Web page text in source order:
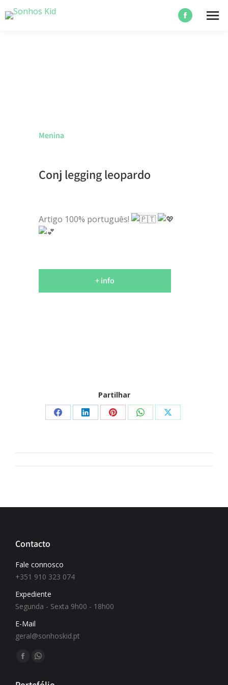
Menina
Conj legging leopardo
Artigo 100% português!
+ info
Partilhar
Contacto
Fale connosco
+351 910 323 074
Expediente
Segunda - Sexta 9h00 - 18h00
E-Mail
geral@sonhoskid.pt
Find us on: